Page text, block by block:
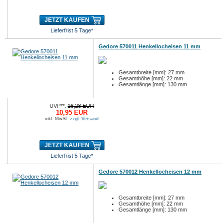
JETZT KAUFEN
Lieferfrist 5 Tage*
Gedore 570011 Henkellocheisen 11 mm
Gesamtbreite [mm]: 27 mm
Gesamthöhe [mm]: 22 mm
Gesamtlänge [mm]: 130 mm
UVP**:16,28 EUR
10,95 EUR
inkl. MwSt.zzgl. Versand
JETZT KAUFEN
Lieferfrist 5 Tage*
Gedore 570012 Henkellocheisen 12 mm
Gesamtbreite [mm]: 27 mm
Gesamthöhe [mm]: 22 mm
Gesamtlänge [mm]: 130 mm